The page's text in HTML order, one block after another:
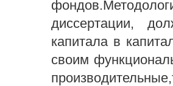
диссертации,
капитала в
своим